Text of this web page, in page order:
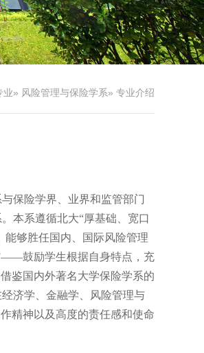
业» 风险管理与保险学系» 专业介绍
保险学界、业界和监管部门
本系遵循北大“厚基础、宽口
能够胜任国内、国际风险管理
鼓励学生根据自身特点，充
鉴国内外著名大学保险学系的
济学、金融学、风险管理与
精神以及高度的责任感和使命